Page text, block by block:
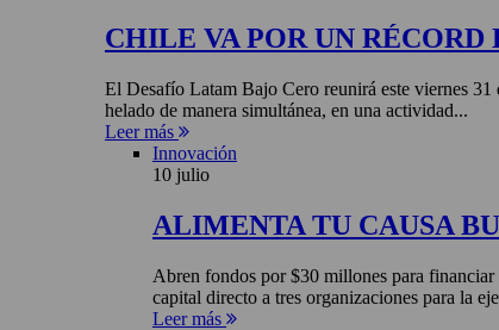
CHILE VA POR UN
El Desafío Latam Bajo Cero reunirá este viernes
helado de manera simultánea, en una actividad...
Leer más
Innovación
10 julio
ALIMENTA TU CAUSA
Abren fondos por $30 millones para
capital directo a tres organizaciones para la
Leer más